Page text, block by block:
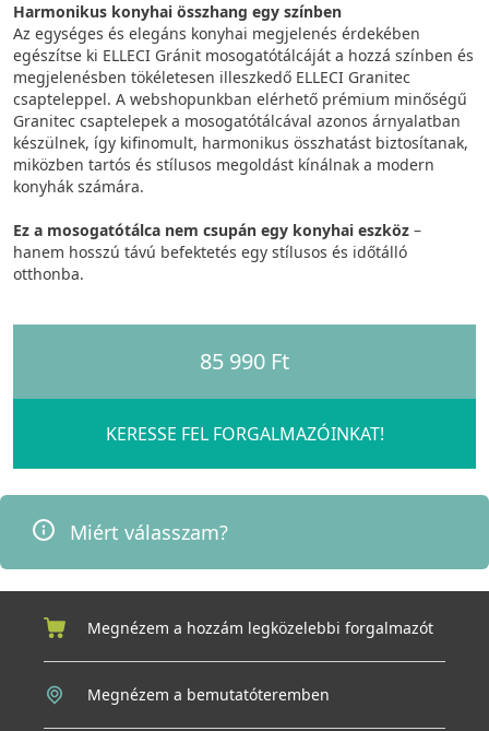
Harmonikus konyhai összhang egy színben
Az egységes és elegáns konyhai megjelenés érdekében
egészítse ki ELLECI Gránit mosogatótálcáját a hozzá színben és
megjelenésben tökéletesen illeszkedő ELLECI Granitec
csapteleppel. A webshopunkban elérhető prémium minőségű
Granitec csaptelepek a mosogatótálcával azonos árnyalatban
készülnek, így kifinomult, harmonikus összhatást biztosítanak,
miközben tartós és stílusos megoldást kínálnak a modern
konyhák számára.
Ez a mosogatótálca nem csupán egy konyhai eszköz –
hanem hosszú távú befektetés egy stílusos és időtálló
otthonba.
85 990 Ft
KERESSE FEL FORGALMAZÓINKAT!
Miért válasszam?
Megnézem a hozzám legközelebbi forgalmazót
Megnézem a bemutatóteremben